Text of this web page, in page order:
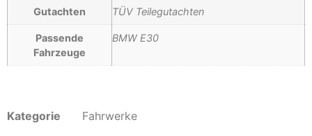
Gutachten TÜV Teilegutachten
Passende
Fahrzeuge
BMW E30
Kategorie Fahrwerke